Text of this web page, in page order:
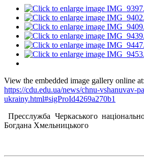
View the embedded image gallery online at:
https://cdu.edu.ua/news/chnu-vshanuvav-
ukrainy.html#sigProId4269a270b1
Пресслужба Черкаського
Богдана Хмельницького